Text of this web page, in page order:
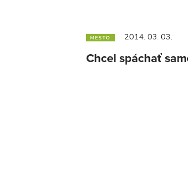
MESTO 2014. 03. 03.
Chcel spáchať